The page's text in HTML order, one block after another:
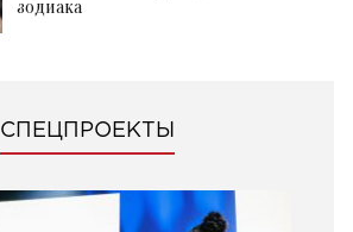
зодиака
СПЕЦПРОЕКТЫ